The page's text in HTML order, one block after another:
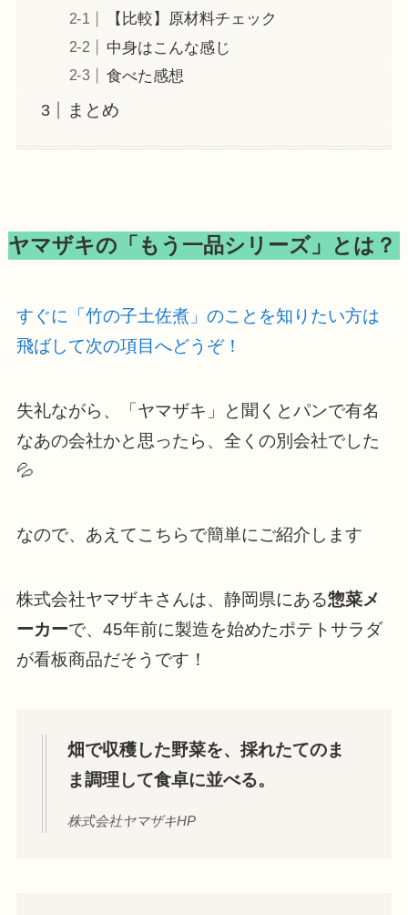
【比較】原材料チェック
中身はこんな感じ
食べた感想
まとめ
ヤマザキの「もう一品シリーズ」とは？
すぐに「竹の子土佐煮」のことを知りたい方は
飛ばして次の項目へどうぞ！
失礼ながら、「ヤマザキ」と聞くとパンで有名
なあの会社かと思ったら、全くの別会社でした
💦
なので、あえてこちらで簡単にご紹介します
株式会社ヤマザキさんは、静岡県にある惣菜メ
ーカーで、45年前に製造を始めたポテトサラダ
が看板商品だそうです！
畑で収穫した野菜を、採れたてのま
ま調理して食卓に並べる。
株式会社ヤマザキHP